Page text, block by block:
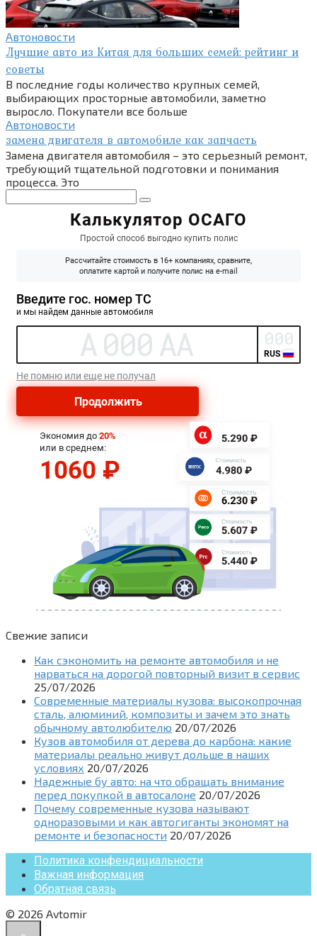
Автоновости
Лучшие авто из Китая для больших семей: рейтинг и
советы
В последние годы количество крупных семей,
выбирающих просторные автомобили, заметно
выросло. Покупатели все больше
Автоновости
замена двигателя в автомобиле как запчасть
Замена двигателя автомобиля – это серьезный ремонт,
требующий тщательной подготовки и понимания
процесса. Это
Свежие записи
Как сэкономить на ремонте автомобиля и не
нарваться на дорогой повторный визит в сервис
25/07/2026
Современные материалы кузова: высокопрочная
сталь, алюминий, композиты и зачем это знать
обычному автолюбителю 20/07/2026
Кузов автомобиля от дерева до карбона: какие
материалы реально живут дольше в наших
условиях 20/07/2026
Надежные бу авто: на что обращать внимание
перед покупкой в автосалоне 20/07/2026
Почему современные кузова называют
одноразовыми и как автогиганты экономят на
ремонте и безопасности 20/07/2026
Политика конфендициальности
Важная информация
Обратная связь
© 2026 Avtomir